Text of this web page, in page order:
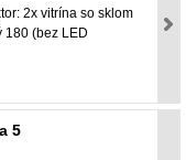
2x vitrína so sklom
180 (bez LED
5